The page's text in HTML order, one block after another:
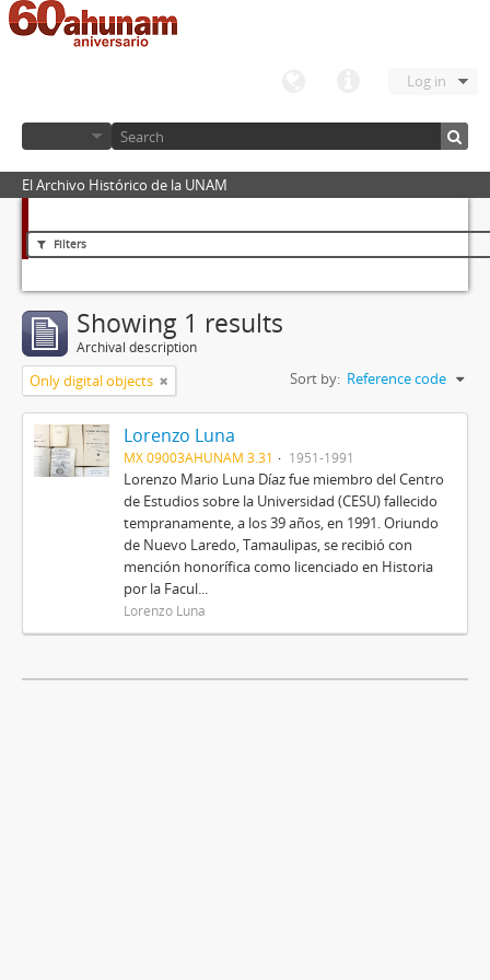
Log in
El Archivo Histórico de la UNAM
Filters
Showing 1 results
Archival description
Only digital objects Sort by: Reference code
Lorenzo Luna
MX 09003AHUNAM 3.31 1951-1991
Lorenzo Mario Luna Díaz fue miembro del Centro
de Estudios sobre la Universidad (CESU) fallecido
tempranamente, a los 39 años, en 1991. Oriundo
de Nuevo Laredo, Tamaulipas, se recibió con
mención honorífica como licenciado en Historia
por la Facul...
Lorenzo Luna